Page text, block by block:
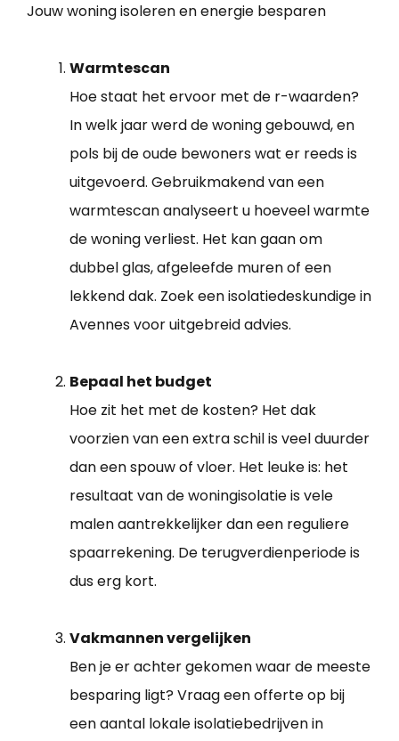
Jouw woning isoleren en energie besparen
Warmtescan
Hoe staat het ervoor met de r-waarden?
In welk jaar werd de woning gebouwd, en
pols bij de oude bewoners wat er reeds is
uitgevoerd. Gebruikmakend van een
warmtescan analyseert u hoeveel warmte
de woning verliest. Het kan gaan om
dubbel glas, afgeleefde muren of een
lekkend dak. Zoek een isolatiedeskundige in
Avennes voor uitgebreid advies.
Bepaal het budget
Hoe zit het met de kosten? Het dak
voorzien van een extra schil is veel duurder
dan een spouw of vloer. Het leuke is: het
resultaat van de woningisolatie is vele
malen aantrekkelijker dan een reguliere
spaarrekening. De terugverdienperiode is
dus erg kort.
Vakmannen vergelijken
Ben je er achter gekomen waar de meeste
besparing ligt? Vraag een offerte op bij
een aantal lokale isolatiebedrijven in